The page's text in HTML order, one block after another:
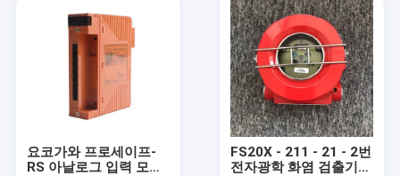
요코가와 프로세이프-
RS 아날로그 입력 모듈
FS20X - 211 - 21 - 2번
전자광학 화염 검출기